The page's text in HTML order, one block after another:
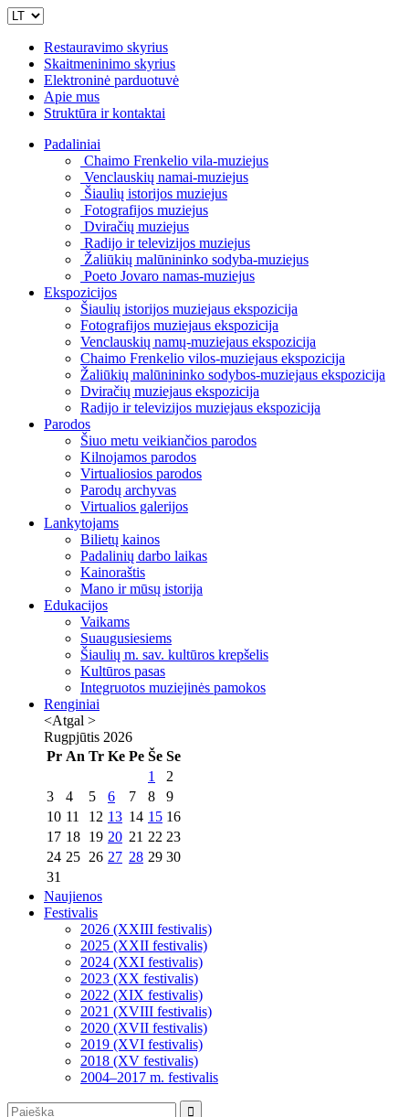
Restauravimo skyrius
Skaitmeninimo skyrius
Elektroninė parduotuvė
Apie mus
Struktūra ir kontaktai
Padaliniai
Chaimo Frenkelio vila-muziejus
Venclauskių namai-muziejus
Šiaulių istorijos muziejus
Fotografijos muziejus
Dviračių muziejus
Radijo ir televizijos muziejus
Žaliūkių malūnininko sodyba-muziejus
Poeto Jovaro namas-muziejus
Ekspozicijos
Šiaulių istorijos muziejaus ekspozicija
Fotografijos muziejaus ekspozicija
Venclauskių namų-muziejaus ekspozicija
Chaimo Frenkelio vilos-muziejaus ekspozicija
Žaliūkių malūnininko sodybos-muziejaus ekspozicija
Dviračių muziejaus ekspozicija
Radijo ir televizijos muziejaus ekspozicija
Parodos
Šiuo metu veikiančios parodos
Kilnojamos parodos
Virtualiosios parodos
Parodų archyvas
Virtualios galerijos
Lankytojams
Bilietų kainos
Padalinių darbo laikas
Kainoraštis
Mano ir mūsų istorija
Edukacijos
Vaikams
Suaugusiesiems
Šiaulių m. sav. kultūros krepšelis
Kultūros pasas
Integruotos muziejinės pamokos
Renginiai
<Atgal >
Rugpjūtis 2026
Pr An Tr Ke Pe Še Se
1
2
3
4 5 6 7 8
9
10 11 12 13 14 15 16
17 18 19 20 21 22 23
24 25 26 27 28 29 30
31
Naujienos
Festivalis
2026 (XXIII festivalis)
2025 (XXII festivalis)
2024 (XXI festivalis)
2023 (XX festivalis)
2022 (XIX festivalis)
2021 (XVIII festivalis)
2020 (XVII festivalis)
2019 (XVI festivalis)
2018 (XV festivalis)
2004–2017 m. festivalis